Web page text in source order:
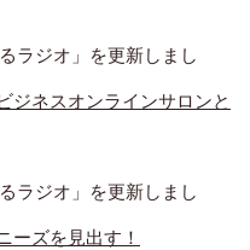
ラジオ」を更新しまし
ジネスオンラインサロンと
ラジオ」を更新しまし
ーズを見出す！